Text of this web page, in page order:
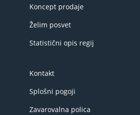
Koncept prodaje
Želim posvet
Statistični opis regij
Kontakt
Splošni pogoji
Zavarovalna polica